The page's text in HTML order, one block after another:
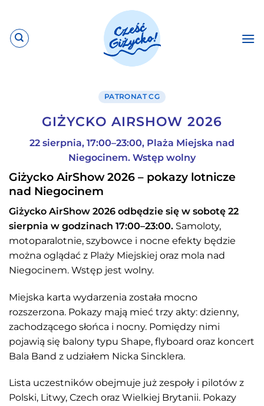
zawartości
PATRONAT CG
GIŻYCKO AIRSHOW 2026
22 sierpnia, 17:00–23:00, Plaża Miejska nad
Niegocinem. Wstęp wolny
Giżycko AirShow 2026 – pokazy lotnicze
nad Niegocinem
Giżycko AirShow 2026 odbędzie się w sobotę 22
sierpnia w godzinach 17:00–23:00. Samoloty,
motoparalotnie, szybowce i nocne efekty będzie
można oglądać z Plaży Miejskiej oraz mola nad
Niegocinem. Wstęp jest wolny.
Miejska karta wydarzenia została mocno
rozszerzona. Pokazy mają mieć trzy akty: dzienny,
zachodzącego słońca i nocny. Pomiędzy nimi
pojawią się balony typu Shape, flyboard oraz koncert
Bala Band z udziałem Nicka Sincklera.
Lista uczestników obejmuje już zespoły i pilotów z
Polski, Litwy, Czech oraz Wielkiej Brytanii. Pokazy